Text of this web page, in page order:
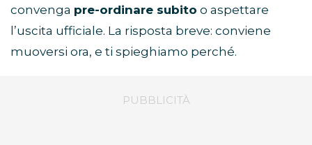
convenga pre-ordinare subito o aspettare
l’uscita ufficiale. La risposta breve: conviene
muoversi ora, e ti spieghiamo perché.